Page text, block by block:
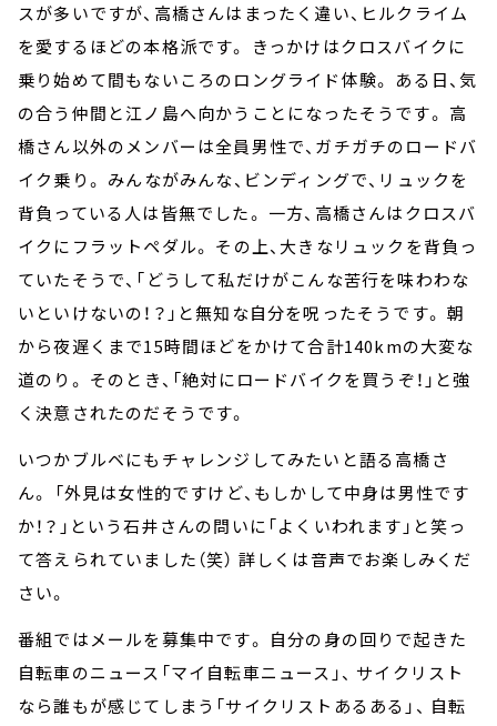
スが多いですが、高橋さんはまったく違い、ヒルクライム
を愛するほどの本格派です。 きっかけはクロスバイクに
乗り始めて間もないころのロングライド体験。 ある日、気
の合う仲間と江ノ島へ向かうことになったそうです。 高
橋さん以外のメンバーは全員男性で、ガチガチのロードバ
イク乗り。 みんながみんな、ビンディングで、リュックを
背負っている人は皆無でした。 一方、高橋さんはクロスバ
イクにフラットペダル。 その上、大きなリュックを背負っ
ていたそうで、「どうして私だけがこんな苦行を味わわな
いといけないの！？」と無知な自分を呪ったそうです。 朝
から夜遅くまで15時間ほどをかけて合計140kmの大変な
道のり。 そのとき、「絶対にロードバイクを買うぞ！」と強
く決意されたのだそうです。
いつかブルベにもチャレンジしてみたいと語る高橋さ
ん。 「外見は女性的ですけど、もしかして中身は男性です
か！？」という石井さんの問いに「よくいわれます」と笑っ
て答えられていました（笑） 詳しくは音声でお楽しみくだ
さい。
番組ではメールを募集中です。 自分の身の回りで起きた
自転車のニュース「マイ自転車ニュース」、 サイクリスト
なら誰もが感じてしまう「サイクリストあるある」、 自転